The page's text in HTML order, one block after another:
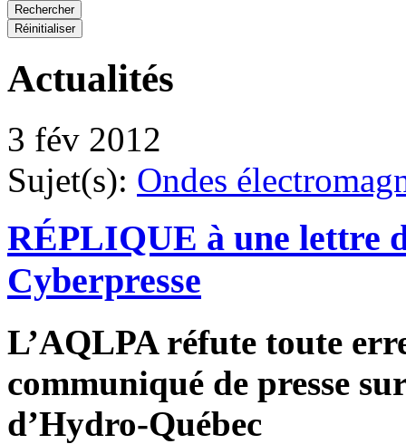
Actualités
3 fév 2012
Sujet(s): Ondes
RÉPLIQUE à une lettre
Cyberpresse
L’AQLPA réfute toute
communiqué de presse
d’Hydro-Québec